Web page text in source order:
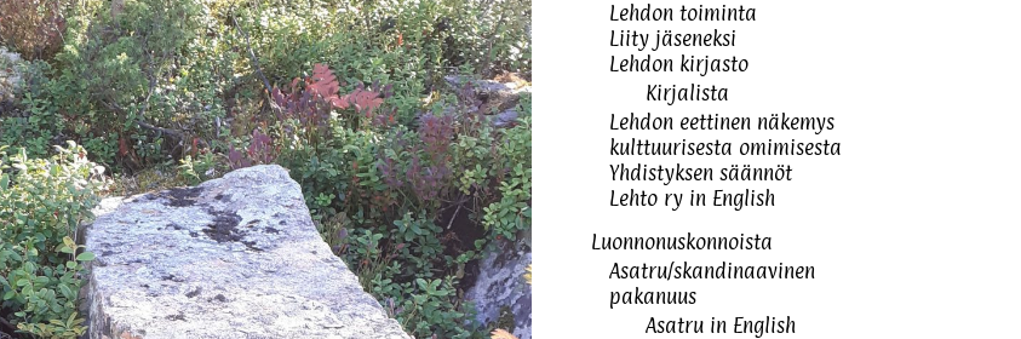
Lehdon toiminta
Liity jäseneksi
Lehdon kirjasto
Kirjalista
Lehdon eettinen näkemys
kulttuurisesta omimisesta
Yhdistyksen säännöt
Lehto ry in English
Luonnonuskonnoista
Asatru/skandinaavinen
pakanuus
Asatru in English